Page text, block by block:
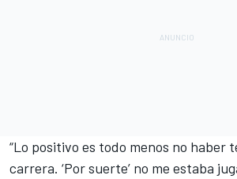
“Lo positivo es todo menos no haber
carrera. ‘Por suerte’ no me estaba